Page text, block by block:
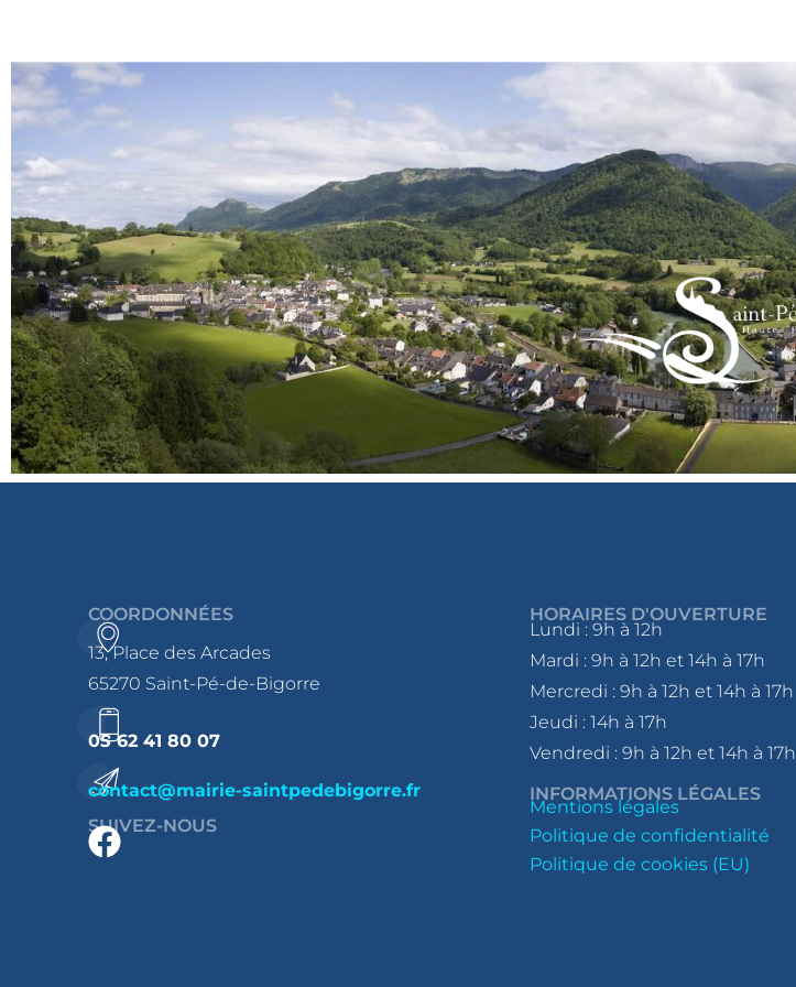
COORDONNÉES
13, Place des Arcades
65270 Saint-Pé-de-Bigorre
05 62 41 80 07
contact@mairie-saintpedebigorre.fr
SUIVEZ-NOUS
HORAIRES D'OUVERTURE
Lundi : 9h à 12h
Mardi : 9h à 12h et 14h à 17h
Mercredi : 9h à 12h et 14h à 17h
Jeudi : 14h à 17h
Vendredi : 9h à 12h et 14h à 17h
INFORMATIONS LÉGALES
Mentions légales
Politique de confidentialité
Politique de cookies (EU)